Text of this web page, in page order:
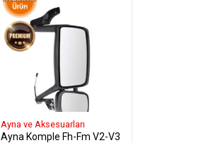
Ayna ve Aksesuarları
Ayna Komple Fh-Fm V2-V3